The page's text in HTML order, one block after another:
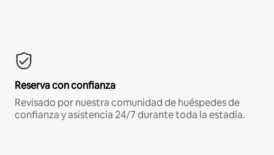
Reserva con confianza
Revisado por nuestra comunidad de huéspedes de
confianza y asistencia 24/7 durante toda la estadía.